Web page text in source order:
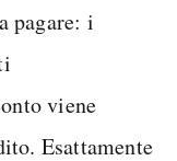
pagare: i
viene
Esattamente